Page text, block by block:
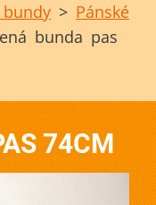
> Pánské
bunda pas
74CM